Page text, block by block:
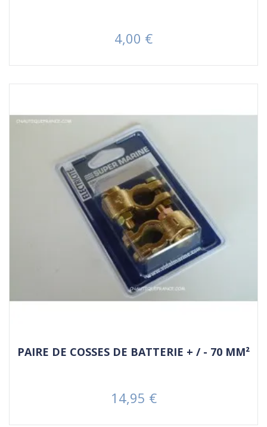
Prezzo
4,00 €
PAIRE DE COSSES DE BATTERIE + / - 70 MM²
Prezzo
14,95 €